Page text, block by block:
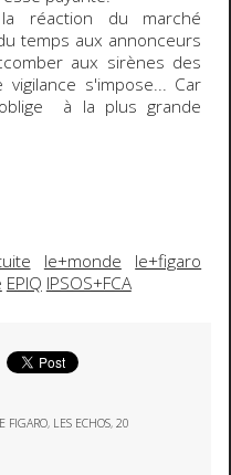
réaction du marché
temps aux annonceurs
aux sirènes des
s'impose... Car
à la plus grande
le+monde
le+figaro
EPIQ IPSOS+FCA
FIGARO, LES ECHOS,20